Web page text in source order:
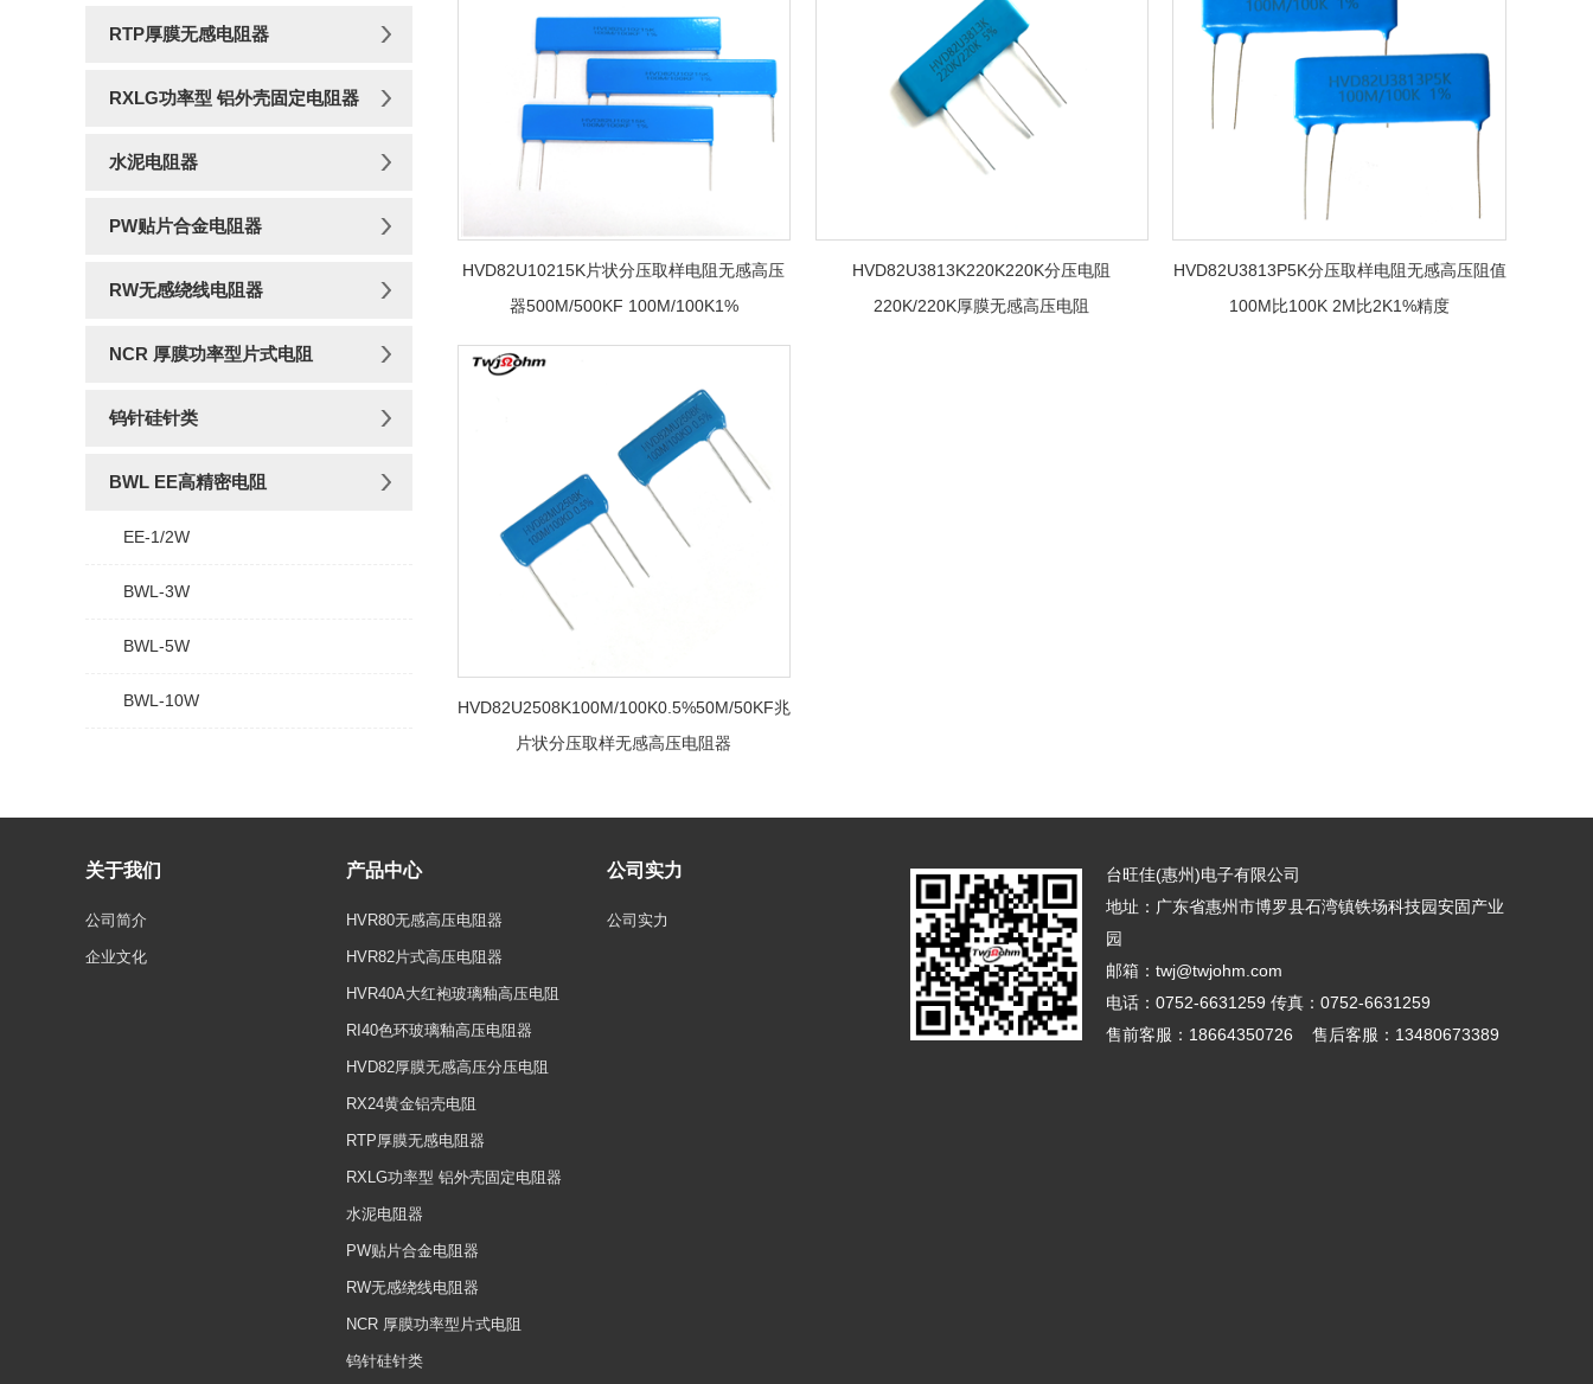
RTP厚膜无感电阻器
RXLG功率型 铝外壳固定电阻器
水泥电阻器
PW贴片合金电阻器
RW无感绕线电阻器
NCR 厚膜功率型片式电阻
钨针硅针类
BWL EE高精密电阻
EE-1/2W
BWL-3W
BWL-5W
BWL-10W
HVD82U10215K片状分压取样电阻无感高压
器500M/500KF 100M/100K1%
HVD82U3813K220K220K分压电阻
220K/220K厚膜无感高压电阻
HVD82U3813P5K分压取样电阻无感高压阻值
100M比100K 2M比2K1%精度
HVD82U2508K100M/100K0.5%50M/50KF兆
片状分压取样无感高压电阻器
关于我们
公司简介
企业文化
产品中心
HVR80无感高压电阻器
HVR82片式高压电阻器
HVR40A大红袍玻璃釉高压电阻
RI40色环玻璃釉高压电阻器
HVD82厚膜无感高压分压电阻
RX24黄金铝壳电阻
RTP厚膜无感电阻器
RXLG功率型 铝外壳固定电阻器
水泥电阻器
PW贴片合金电阻器
RW无感绕线电阻器
NCR 厚膜功率型片式电阻
钨针硅针类
公司实力
公司实力
台旺佳(惠州)电子有限公司
地址：广东省惠州市博罗县石湾镇铁场科技园安固产业
园
邮箱：twj@twjohm.com
电话：0752-6631259 传真：0752-6631259
售前客服：18664350726 售后客服：13480673389